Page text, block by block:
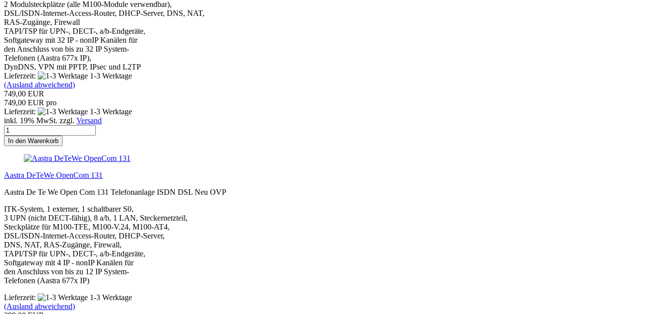
2 Modulsteckplätze (alle M100-Module verwendbar),
DSL/ISDN-Internet-Access-Router, DHCP-Server, DNS, NAT,
RAS-Zugänge, Firewall
TAPI/TSP für UPN-, DECT-, a/b-Endgeräte,
Softgateway mit 32 IP - nonIP Kanälen für
den Anschluss von bis zu 32 IP System-
Telefonen (Aastra 677x IP),
DynDNS, VPN mit PPTP, IPsec und L2TP
Lieferzeit:
1-3 Werktage
(Ausland abweichend)
749,00 EUR
749,00 EUR pro
Lieferzeit:
1-3 Werktage
inkl. 19% MwSt. zzgl. Versand
In den Warenkorb
Aastra DeTeWe OpenCom 131
Aastra De Te We Open Com 131 Telefonanlage ISDN DSL Neu OVP
ITK-System, 1 externer, 1 schaltbarer S0,
3 UPN (nicht DECT-fähig), 8 a/b, 1 LAN, Steckernetzteil,
Steckplätze für M100-TFE, M100-V.24, M100-AT4,
DSL/ISDN-Internet-Access-Router, DHCP-Server,
DNS, NAT, RAS-Zugänge, Firewall,
TAPI/TSP für UPN-, DECT-, a/b-Endgeräte,
Softgateway mit 4 IP - nonIP Kanälen für
den Anschluss von bis zu 12 IP System-
Telefonen (Aastra 677x IP)
Lieferzeit:
1-3 Werktage
(Ausland abweichend)